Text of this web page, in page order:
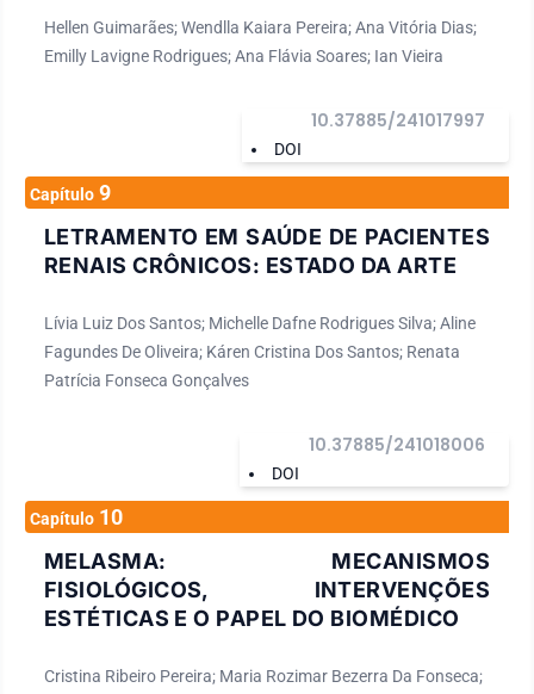
Hellen Guimarães; Wendlla Kaiara Pereira; Ana Vitória Dias;
Emilly Lavigne Rodrigues; Ana Flávia Soares; Ian Vieira
DOI
10.37885/241017997
Capítulo 9
LETRAMENTO EM SAÚDE DE PACIENTES
RENAIS CRÔNICOS: ESTADO DA ARTE
Lívia Luiz Dos Santos; Michelle Dafne Rodrigues Silva; Aline
Fagundes De Oliveira; Káren Cristina Dos Santos; Renata
Patrícia Fonseca Gonçalves
DOI
10.37885/241018006
Capítulo 10
MELASMA: MECANISMOS
FISIOLÓGICOS, INTERVENÇÕES
ESTÉTICAS E O PAPEL DO BIOMÉDICO
Cristina Ribeiro Pereira; Maria Rozimar Bezerra Da Fonseca;